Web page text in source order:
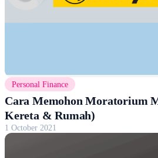
Personal Finance
Cara Memohon Moratorium
Kereta & Rumah)
1 October 2021